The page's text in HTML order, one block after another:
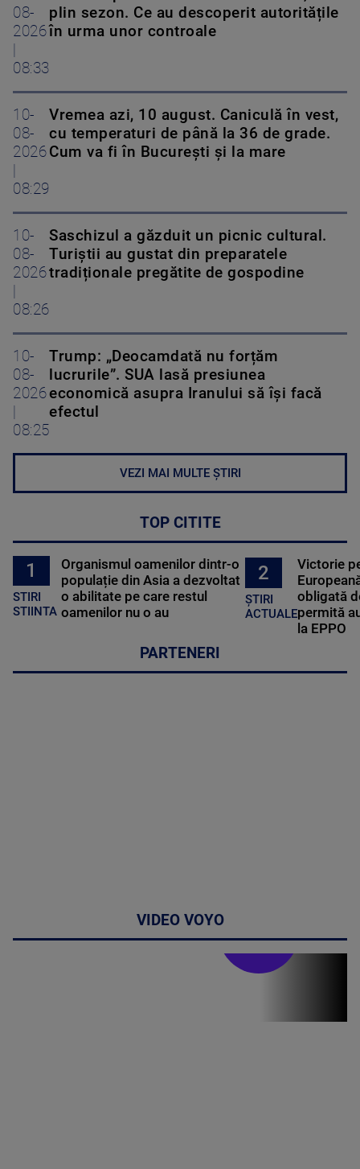
08-
2026
|
08:33
plin sezon. Ce au descoperit autoritățile
în urma unor controale
10-
08-
2026
|
08:29
Vremea azi, 10 august. Caniculă în vest,
cu temperaturi de până la 36 de grade.
Cum va fi în București și la mare
10-
08-
2026
|
08:26
Saschizul a găzduit un picnic cultural.
Turiștii au gustat din preparatele
tradiționale pregătite de gospodine
10-
08-
2026
|
08:25
Trump: „Deocamdată nu forțăm
lucrurile”. SUA lasă presiunea
economică asupra Iranului să își facă
efectul
VEZI MAI MULTE ȘTIRI
TOP CITITE
1
STIRI
STIINTA
Organismul oamenilor dintr-o
populație din Asia a dezvoltat
o abilitate pe care restul
oamenilor nu o au
2
ȘTIRI
ACTUALE
Victorie
obligată
permită
la EPPO
PARTENERI
VIDEO VOYO
Stirile PRO TV